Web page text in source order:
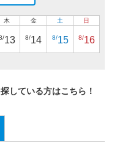
木
13
金
8/14
土
8/15
日
8/16
している方はこちら！